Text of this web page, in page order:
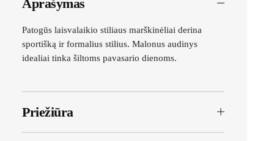
Aprašymas
Patogūs laisvalaikio stiliaus marškinėliai derina
sportišką ir formalius stilius. Malonus audinys
idealiai tinka šiltoms pavasario dienoms.
Priežiūra